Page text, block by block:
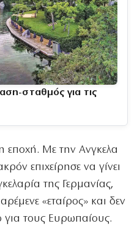
σταθμός για τις
εποχή. Με την Ανγκελα
επιχείρησε να γίνει
της Γερμανίας,
«εταίρος» και δεν
για τους Ευρωπαίους.